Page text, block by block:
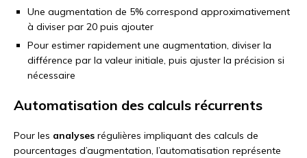
Une augmentation de 5% correspond approximativement
à diviser par 20 puis ajouter
Pour estimer rapidement une augmentation, diviser la
différence par la valeur initiale, puis ajuster la précision si
nécessaire
Automatisation des calculs récurrents
Pour les analyses régulières impliquant des calculs de
pourcentages d’augmentation, l’automatisation représente